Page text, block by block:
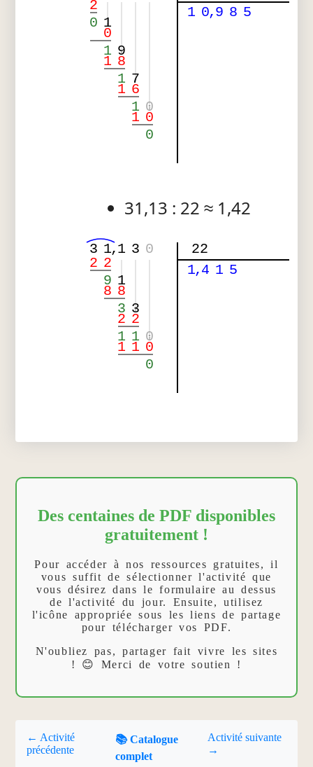
1 0,9 8 5
2
0 1
0
1 9
8
1
1 7
6
1
1 0
0
1
0
31,13 : 22 ≈ 1,42
3 1 1 3
, 0
22
1,4 1 5
2
2
9 1
8
8
3 3
2
2
1
1 0
0
1
1
0
Des centaines de PDF disponibles
gratuitement !
Pour accéder à nos ressources gratuites, il
vous suffit de sélectionner l'activité que
vous désirez dans le formulaire au dessus
de l'activité du jour. Ensuite, utilisez
l'icône appropriée sous les liens de partage
pour télécharger vos PDF.
N'oubliez pas, partager fait vivre les sites
! 😊 Merci de votre soutien !
← Activité
précédente
📚 Catalogue
complet
Activité suivante
→